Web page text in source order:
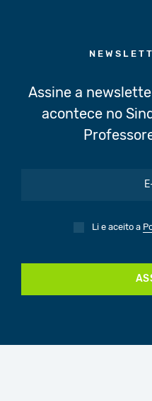
Assine a
acontece no
Li e aceito a